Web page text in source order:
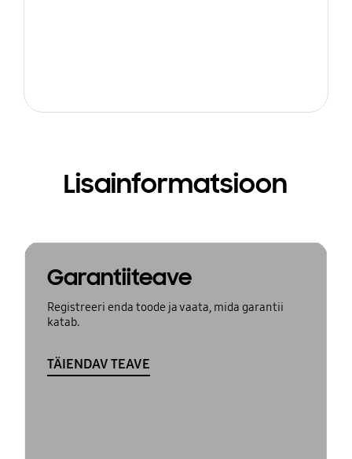
Lisainformatsioon
Garantiiteave
Registreeri enda toode ja vaata, mida garantii
katab.
TÄIENDAV TEAVE